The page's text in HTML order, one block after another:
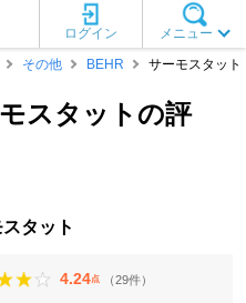
メニュー
ログイン
その他 BEHR サーモスタット
スタットの評
タット
4.24点 （29件）